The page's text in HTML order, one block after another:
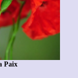
Paix